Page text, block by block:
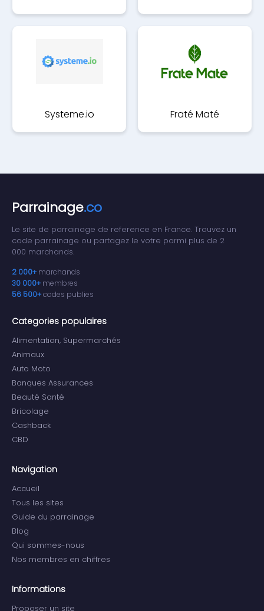
Systeme.io Fraté Maté
Parrainage.co
Le site de parrainage de reference en France. Trouvez un
code parrainage ou partagez le votre parmi plus de 2
000 marchands.
2 000+ marchands
30 000+ membres
56 500+codes publies
Categories populaires
Alimentation, Supermarchés
Animaux
Auto Moto
Banques Assurances
Beauté Santé
Bricolage
Cashback
CBD
Navigation
Accueil
Tous les sites
Guide du parrainage
Blog
Qui sommes-nous
Nos membres en chiffres
Informations
Proposer un site